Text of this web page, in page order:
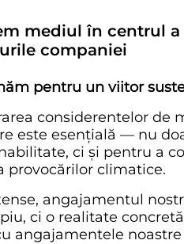
mediul în centrul a
companiei
pentru un viitor
considerentelor de
este esențială — nu
ci și pentru a
provocărilor climatice.
angajamentul
ci o realitate
angajamentele noastre